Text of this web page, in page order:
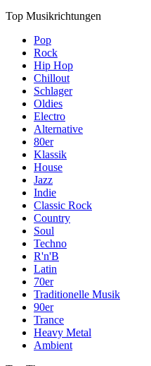
Top Musikrichtungen
Pop
Rock
Hip Hop
Chillout
Schlager
Oldies
Electro
Alternative
80er
Klassik
House
Jazz
Indie
Classic Rock
Country
Soul
Techno
R'n'B
Latin
70er
Traditionelle Musik
90er
Trance
Heavy Metal
Ambient